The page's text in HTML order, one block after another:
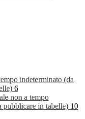
indeterminato (da
6
non a tempo
pubblicare in tabelle) 10